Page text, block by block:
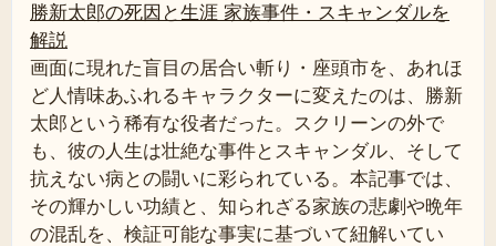
勝新太郎の死因と生涯 家族事件・スキャンダルを
解説
画面に現れた盲目の居合い斬り・座頭市を、あれほ
ど人情味あふれるキャラクターに変えたのは、勝新
太郎という稀有な役者だった。スクリーンの外で
も、彼の人生は壮絶な事件とスキャンダル、そして
抗えない病との闘いに彩られている。本記事では、
その輝かしい功績と、知られざる家族の悲劇や晩年
の混乱を、検証可能な事実に基づいて紐解いてい